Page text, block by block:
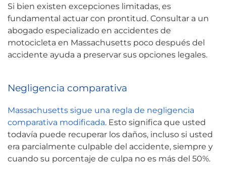
Si bien existen excepciones limitadas, es
fundamental actuar con prontitud. Consultar a un
abogado especializado en accidentes de
motocicleta en Massachusetts poco después del
accidente ayuda a preservar sus opciones legales.
Negligencia comparativa
Massachusetts sigue una regla de negligencia
comparativa modificada. Esto significa que usted
todavía puede recuperar los daños, incluso si usted
era parcialmente culpable del accidente, siempre y
cuando su porcentaje de culpa no es más del 50%.